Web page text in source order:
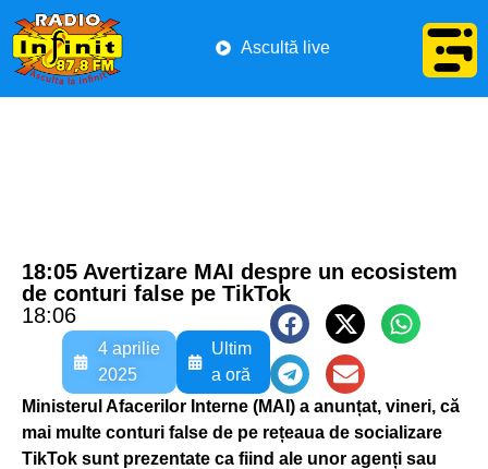
Ascultă live
18:05 Avertizare MAI despre un ecosistem
de conturi false pe TikTok
18:06
4 aprilie
2025
Ultim
a oră
Ministerul Afacerilor Interne (MAI) a anunțat, vineri, că
mai multe conturi false de pe rețeaua de socializare
TikTok sunt prezentate ca fiind ale unor agenți sau